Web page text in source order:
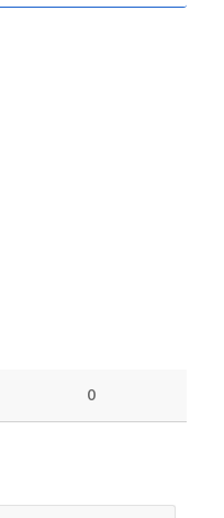
0